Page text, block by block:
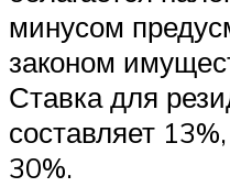
минусом
законом
Ставка для
составляет
30%.